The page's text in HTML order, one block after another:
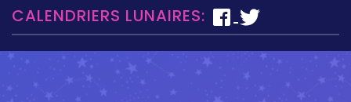
CALENDRIERS LUNAIRES: